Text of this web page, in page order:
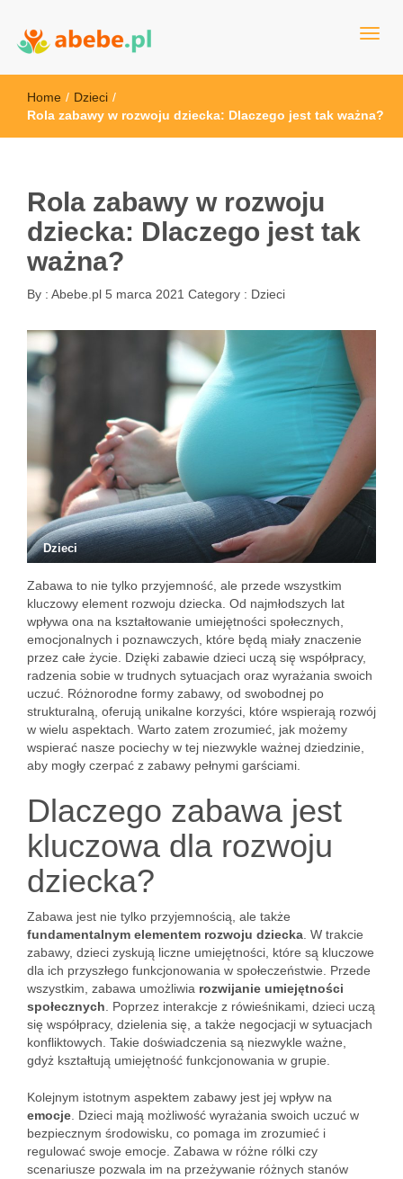
Abebe
Home / Dzieci /
Rola zabawy w rozwoju dziecka: Dlaczego jest tak ważna?
Rola zabawy w rozwoju
dziecka: Dlaczego jest tak
ważna?
By : Abebe.pl 5 marca 2021 Category : Dzieci
Dzieci
Zabawa to nie tylko przyjemność, ale przede wszystkim
kluczowy element rozwoju dziecka. Od najmłodszych lat
wpływa ona na kształtowanie umiejętności społecznych,
emocjonalnych i poznawczych, które będą miały znaczenie
przez całe życie. Dzięki zabawie dzieci uczą się współpracy,
radzenia sobie w trudnych sytuacjach oraz wyrażania swoich
uczuć. Różnorodne formy zabawy, od swobodnej po
strukturalną, oferują unikalne korzyści, które wspierają rozwój
w wielu aspektach. Warto zatem zrozumieć, jak możemy
wspierać nasze pociechy w tej niezwykle ważnej dziedzinie,
aby mogły czerpać z zabawy pełnymi garściami.
Dlaczego zabawa jest
kluczowa dla rozwoju
dziecka?
Zabawa jest nie tylko przyjemnością, ale także
fundamentalnym elementem rozwoju dziecka . W trakcie
zabawy, dzieci zyskują liczne umiejętności, które są kluczowe
dla ich przyszłego funkcjonowania w społeczeństwie. Przede
wszystkim, zabawa umożliwia rozwijanie umiejętności
społecznych . Poprzez interakcje z rówieśnikami, dzieci uczą
się współpracy, dzielenia się, a także negocjacji w sytuacjach
konfliktowych. Takie doświadczenia są niezwykle ważne,
gdyż kształtują umiejętność funkcjonowania w grupie.
Kolejnym istotnym aspektem zabawy jest jej wpływ na
emocje . Dzieci mają możliwość wyrażania swoich uczuć w
bezpiecznym środowisku, co pomaga im zrozumieć i
regulować swoje emocje. Zabawa w różne rólki czy
scenariusze pozwala im na przeżywanie różnych stanów